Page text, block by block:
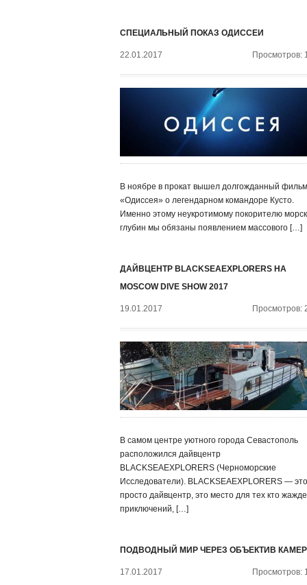
СПЕЦИАЛЬНЫЙ ПОКАЗ ОДИССЕИ
22.01.2017 Просмотров:
В ноябре в прокат вышел долгожданный фильм
«Одиссея» о легендарном командоре Кусто.
Именно этому неукротимому покорителю
глубин мы обязаны появлением массового […]
ДАЙВЦЕНТР BLACKSEAEXPLORERS НА
MOSCOW DIVE SHOW 2017
19.01.2017 Просмотров:
В самом центре уютного города Севастополь
расположился дайвцентр
BLACKSEAEXPLORERS (Черноморские
Исследователи). BLACKSEAEXPLORERS —
просто дайвцентр, это место для тех кто
приключений, […]
ПОДВОДНЫЙ МИР ЧЕРЕЗ ОБЪЕКТИВ
17.01.2017 Просмотров: